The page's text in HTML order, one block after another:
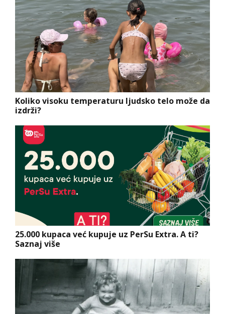
Koliko visoku temperaturu ljudsko telo može da
izdrži?
25.000 kupaca već kupuje uz PerSu Extra. A ti?
Saznaj više